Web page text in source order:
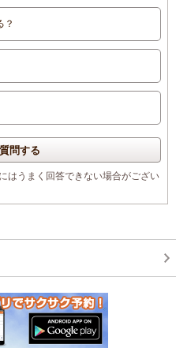
？
問する
はうまく回答できない場合がござい